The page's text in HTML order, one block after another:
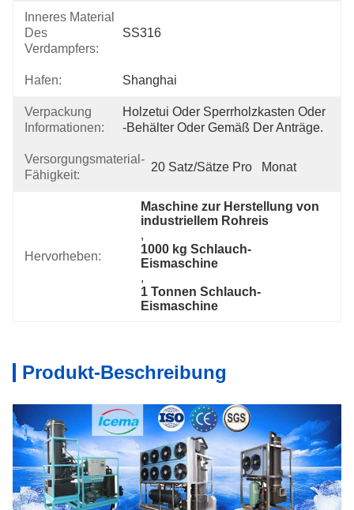
Inneres Material
Des
Verdampfers:
SS316
Hafen: Shanghai
Verpackung
Informationen:
Holzetui Oder Sperrholzkasten Oder
-behälter Oder Gemäß Der Anträge.
Versorgungsmaterial-
Fähigkeit:
20 Satz/Sätze Pro   Monat
Hervorheben:
Maschine zur Herstellung von
industriellem Rohreis
,
1000 kg Schlauch-
Eismaschine
,
1 Tonnen Schlauch-
Eismaschine
Produkt-Beschreibung